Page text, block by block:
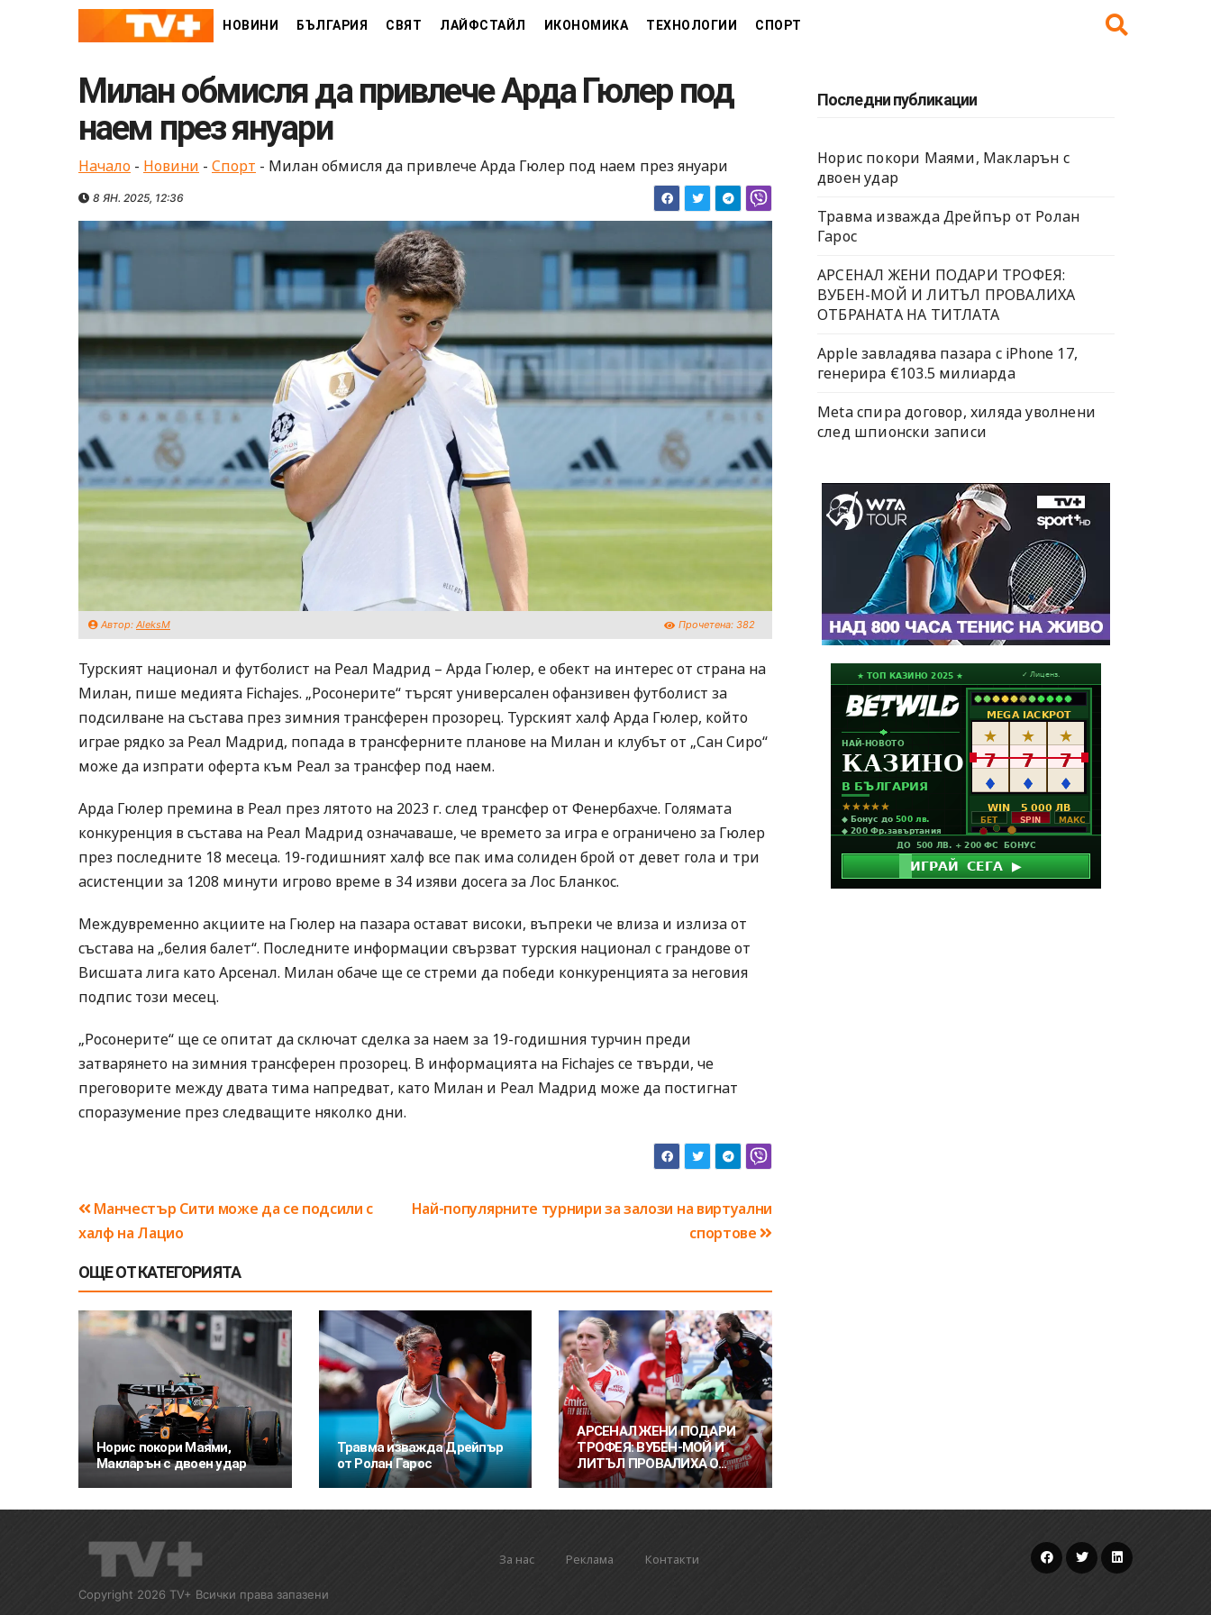
НОВИНИ БЪЛГАРИЯ СВЯТ ЛАЙФСТАЙЛ ИКОНОМИКА ТЕХНОЛОГИИ СПОРТ
Милан обмисля да привлече Арда Гюлер под
наем през януари
Начало - Новини - Спорт - Милан обмисля да привлече Арда Гюлер под наем през януари
8 ЯН. 2025, 12:36
Автор: AleksM Прочетена: 382
Турският национал и футболист на Реал Мадрид – Арда Гюлер, е обект на интерес от страна на
Милан, пише медията Fichajes. „Росонерите“ търсят универсален офанзивен футболист за
подсилване на състава през зимния трансферен прозорец. Турският халф Арда Гюлер, който
играе рядко за Реал Мадрид, попада в трансферните планове на Милан и клубът от „Сан Сиро“
може да изпрати оферта към Реал за трансфер под наем.
Арда Гюлер премина в Реал през лятото на 2023 г. след трансфер от Фенербахче. Голямата
конкуренция в състава на Реал Мадрид означаваше, че времето за игра е ограничено за Гюлер
през последните 18 месеца. 19-годишният халф все пак има солиден брой от девет гола и три
асистенции за 1208 минути игрово време в 34 изяви досега за Лос Бланкос.
Междувременно акциите на Гюлер на пазара остават високи, въпреки че влиза и излиза от
състава на „белия балет“. Последните информации свързват турския национал с грандове от
Висшата лига като Арсенал. Милан обаче ще се стреми да победи конкуренцията за неговия
подпис този месец.
„Росонерите“ ще се опитат да сключат сделка за наем за 19-годишния турчин преди
затварянето на зимния трансферен прозорец. В информацията на Fichajes се твърди, че
преговорите между двата тима напредват, като Милан и Реал Мадрид може да постигнат
споразумение през следващите няколко дни.
Навигация
Най-популярните турнири за залози на виртуални
спортове
Манчестър Сити може да се подсили с
халф на Лацио
ОЩЕ ОТ КАТЕГОРИЯТА
Норис покори Маями,
Макларън с двоен удар
Травма изважда Дрейпър
от Ролан Гарос
АРСЕНАЛ ЖЕНИ ПОДАРИ
ТРОФЕЯ: ВУБЕН-МОЙ И
ЛИТЪЛ ПРОВАЛИХА О...
Последни публикации
Норис покори Маями, Макларън с
двоен удар
Травма изважда Дрейпър от Ролан
Гарос
АРСЕНАЛ ЖЕНИ ПОДАРИ ТРОФЕЯ:
ВУБЕН-МОЙ И ЛИТЪЛ ПРОВАЛИХА
ОТБРАНАТА НА ТИТЛАТА
Apple завладява пазара с iPhone 17,
генерира €103.5 милиарда
Meta спира договор, хиляда уволнени
след шпионски записи
За нас Реклама Контакти
Copyright 2026 TV+ Всички права запазени